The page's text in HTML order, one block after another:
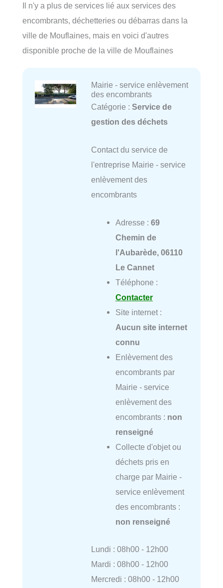
Il n'y a plus de services lié aux services des
encombrants, déchetteries ou débarras dans la
ville de Mouflaines, mais en voici d'autres
disponible proche de la ville de Mouflaines
Mairie - service enlèvement
des encombrants
Catégorie : Service de
gestion des déchets
Contact du service de
l'entreprise Mairie - service
enlèvement des
encombrants
Adresse : 69
Chemin de
l'Aubarède, 06110
Le Cannet
Téléphone :
Contacter
Site internet :
Aucun site internet
connu
Enlèvement des
encombrants par
Mairie - service
enlèvement des
encombrants : non
renseigné
Collecte d'objet ou
déchets pris en
charge par Mairie -
service enlèvement
des encombrants :
non renseigné
Lundi : 08h00 - 12h00
Mardi : 08h00 - 12h00
Mercredi : 08h00 - 12h00